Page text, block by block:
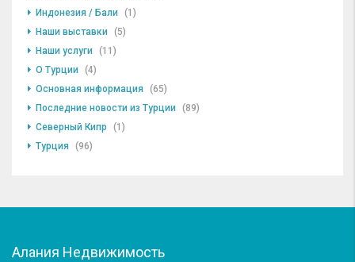
Индонезия / Бали
(1)
Наши выставки
(5)
Наши услуги
(11)
О Турции
(4)
Основная информация
(65)
Последние новости из Турции
(89)
Северный Кипр
(1)
Турция
(96)
Алания Недвижимость